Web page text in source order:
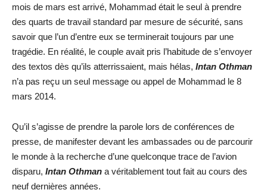
mois de mars est arrivé, Mohammad était le seul à prendre
des quarts de travail standard par mesure de sécurité, sans
savoir que l’un d’entre eux se terminerait toujours par une
tragédie. En réalité, le couple avait pris l’habitude de s’envoyer
des textos dès qu’ils atterrissaient, mais hélas, Intan Othman
n’a pas reçu un seul message ou appel de Mohammad le 8
mars 2014.
Qu’il s’agisse de prendre la parole lors de conférences de
presse, de manifester devant les ambassades ou de parcourir
le monde à la recherche d’une quelconque trace de l’avion
disparu, Intan Othman a véritablement tout fait au cours des
neuf dernières années.